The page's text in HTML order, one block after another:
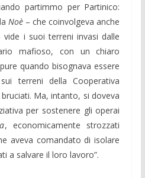
partimmo per Partinico:
Noè – che coinvolgeva anche
i suoi terreni invasi dalle
mafioso, con un chiaro
quando bisognava essere
terreni della Cooperativa
Ma, intanto, si doveva
per sostenere gli operai
, economicamente strozzati
aveva comandato di isolare
a salvare il loro lavoro”.